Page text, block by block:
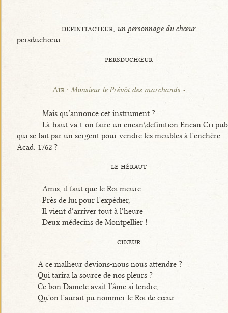
definitacteur, un personnage du chœur
persduchœur
persduchœur
Air : Monsieur le Prévôt des marchands
Mais qu’annonce cet instrument ?
Là-haut va-t-on faire un encan\definition Encan Cri
qui se fait par un sergent pour vendre les meubles à l’enchère
Acad. 1762 ?
le héraut
Amis, il faut que le Roi meure.
Près de lui pour l’expédier,
Il vient d’arriver tout à l’heure
Deux médecins de Montpellier !
chœur
À ce malheur devions-nous nous attendre ?
Qui tarira la source de nos pleurs ?
Ce bon Damete avait l’âme si tendre,
Qu’on l’aurait pu nommer le Roi de cœur.